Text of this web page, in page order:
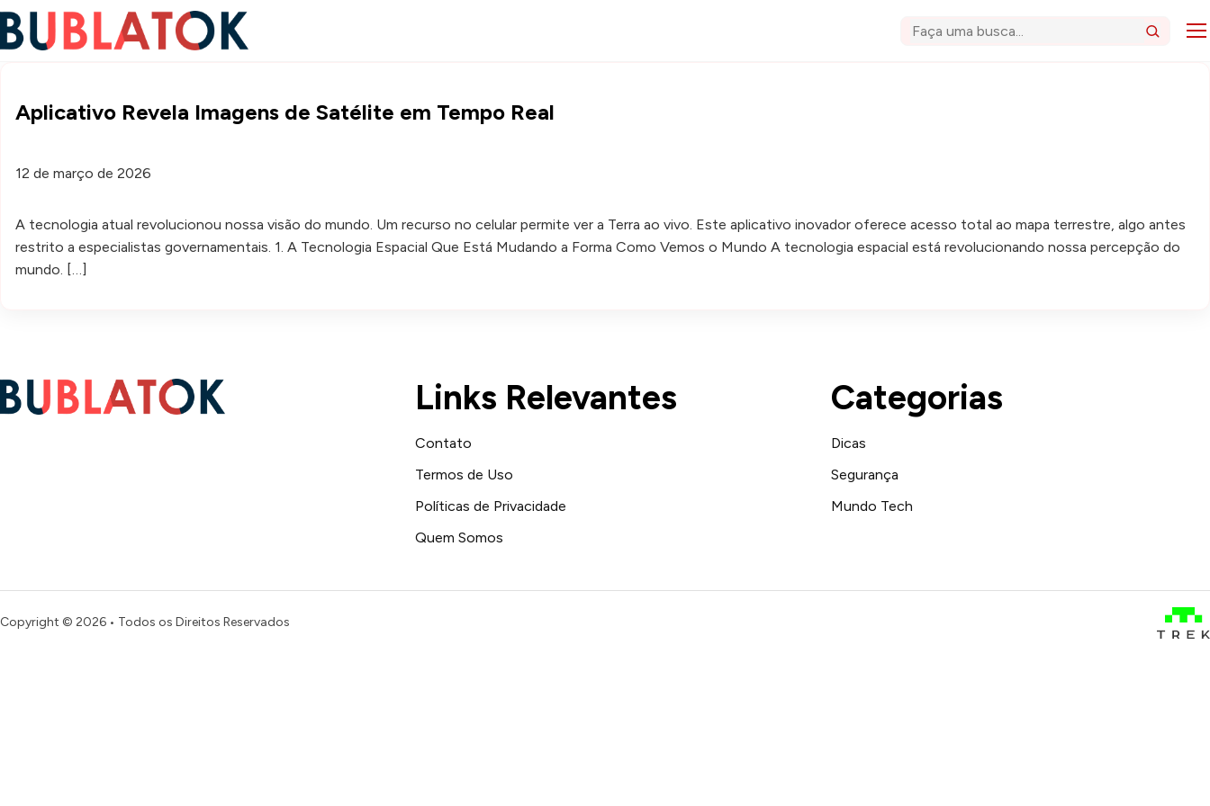
Buscar
Aplicativo Revela Imagens de Satélite em Tempo Real
12 de março de 2026
A tecnologia atual revolucionou nossa visão do mundo. Um recurso no celular permite ver a Terra ao vivo. Este aplicativo inovador oferece acesso total ao mapa terrestre, algo antes
restrito a especialistas governamentais. 1. A Tecnologia Espacial Que Está Mudando a Forma Como Vemos o Mundo A tecnologia espacial está revolucionando nossa percepção do
mundo. […]
Links Relevantes
Contato
Termos de Uso
Políticas de Privacidade
Quem Somos
Categorias
Dicas
Segurança
Mundo Tech
Copyright © 2026 • Todos os Direitos Reservados